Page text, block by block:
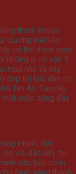
thanh khoản
thường kiếm lợi
có thể được xem
những ai có vốn ít
mua nhà và xây
đẹp tại khu dân cư
Tân An. Sau này
một cuộc sống đầy
mạnh, đây
So với đất nền, thì
hơn, bên cạnh